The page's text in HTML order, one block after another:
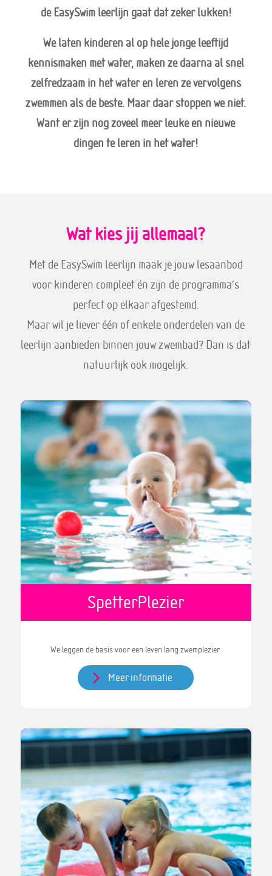
de EasySwim leerlijn gaat dat zeker lukken!
We laten kinderen al op hele jonge leeftijd
kennismaken met water, maken ze daarna al snel
zelfredzaam in het water en leren ze vervolgens
zwemmen als de beste. Maar daar stoppen we niet.
Want er zijn nog zoveel meer leuke en nieuwe
dingen te leren in het water!
Wat kies jij allemaal?
Met de EasySwim leerlijn maak je jouw lesaanbod
voor kinderen compleet én zijn de programma’s
perfect op elkaar afgestemd.
Maar wil je liever één of enkele onderdelen van de
leerlijn aanbieden binnen jouw zwembad? Dan is dat
natuurlijk ook mogelijk.
SpetterPlezier
We leggen de basis voor een leven lang zwemplezier.
Meer informatie